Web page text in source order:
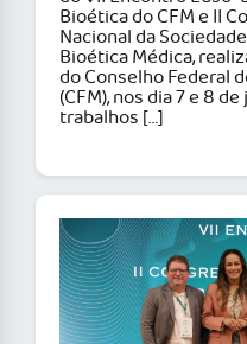
Bioética do CFM e II
Nacional da
Bioética Médica,
do Conselho Federal
(CFM), nos dia 7 e 8
trabalhos […]